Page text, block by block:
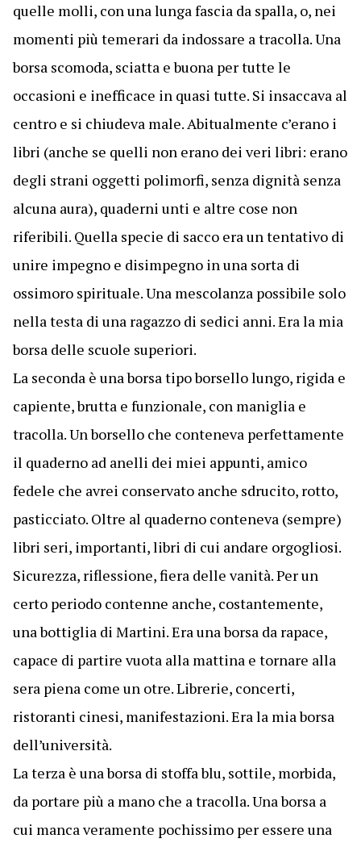
quelle molli, con una lunga fascia da spalla, o, nei
momenti più temerari da indossare a tracolla. Una
borsa scomoda, sciatta e buona per tutte le
occasioni e inefficace in quasi tutte. Si insaccava al
centro e si chiudeva male. Abitualmente c’erano i
libri (anche se quelli non erano dei veri libri: erano
degli strani oggetti polimorfi, senza dignità senza
alcuna aura), quaderni unti e altre cose non
riferibili. Quella specie di sacco era un tentativo di
unire impegno e disimpegno in una sorta di
ossimoro spirituale. Una mescolanza possibile solo
nella testa di una ragazzo di sedici anni. Era la mia
borsa delle scuole superiori.
La seconda è una borsa tipo borsello lungo, rigida e
capiente, brutta e funzionale, con maniglia e
tracolla. Un borsello che conteneva perfettamente
il quaderno ad anelli dei miei appunti, amico
fedele che avrei conservato anche sdrucito, rotto,
pasticciato. Oltre al quaderno conteneva (sempre)
libri seri, importanti, libri di cui andare orgogliosi.
Sicurezza, riflessione, fiera delle vanità. Per un
certo periodo contenne anche, costantemente,
una bottiglia di Martini. Era una borsa da rapace,
capace di partire vuota alla mattina e tornare alla
sera piena come un otre. Librerie, concerti,
ristoranti cinesi, manifestazioni. Era la mia borsa
dell’università.
La terza è una borsa di stoffa blu, sottile, morbida,
da portare più a mano che a tracolla. Una borsa a
cui manca veramente pochissimo per essere una